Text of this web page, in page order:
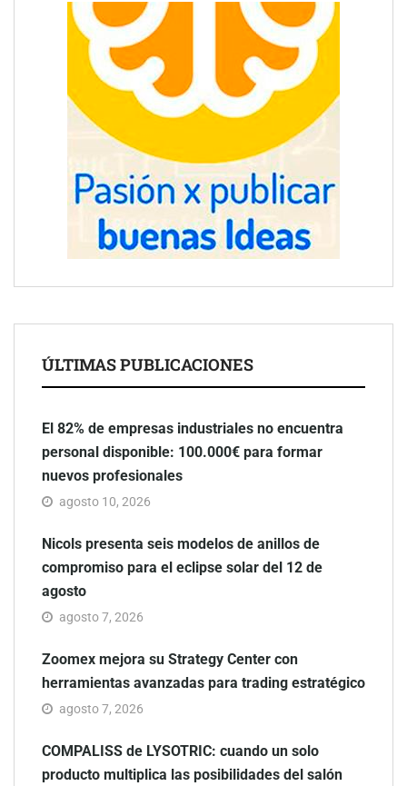
ÚLTIMAS PUBLICACIONES
El 82% de empresas industriales no encuentra
personal disponible: 100.000€ para formar
nuevos profesionales
agosto 10, 2026
Nicols presenta seis modelos de anillos de
compromiso para el eclipse solar del 12 de
agosto
agosto 7, 2026
Zoomex mejora su Strategy Center con
herramientas avanzadas para trading estratégico
agosto 7, 2026
COMPALISS de LYSOTRIC: cuando un solo
producto multiplica las posibilidades del salón